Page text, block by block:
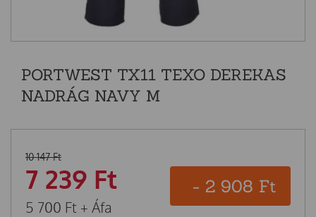
PORTWEST TX11 TEXO DEREKAS
NADRÁG NAVY M
10 147Ft
- 2 908 Ft
7 239 Ft
5 700 Ft + Áfa